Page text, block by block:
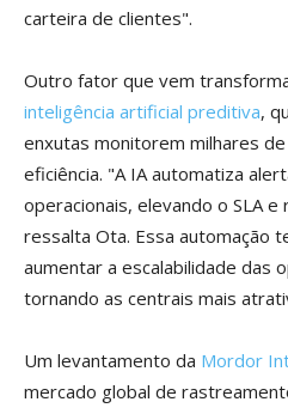
carteira de clientes".
Outro fator que vem
inteligência artificial preditiva,
enxutas monitorem milhares
eficiência. "A IA automatiza
operacionais, elevando o SLA e
ressalta Ota. Essa automação
aumentar a escalabilidade das
tornando as centrais mais
Um levantamento da Mordor
mercado global de